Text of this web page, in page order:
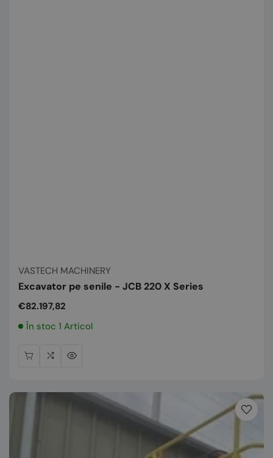
VASTECH MACHINERY
Excavator pe senile - JCB 220 X Series
Preț
normal
€82.197,82
În stoc 1 Articol